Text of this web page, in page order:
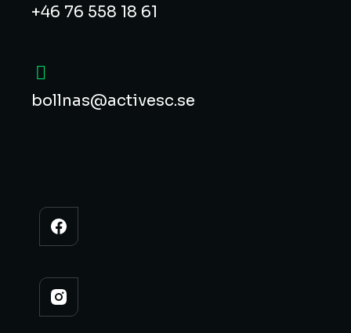
+46 76 558 18 61
bollnas@activesc.se